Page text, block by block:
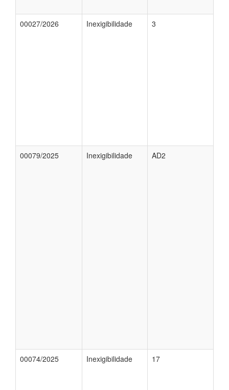
00027/2026 Inexigibilidade 3
00079/2025 Inexigibilidade AD2
00074/2025 Inexigibilidade 17